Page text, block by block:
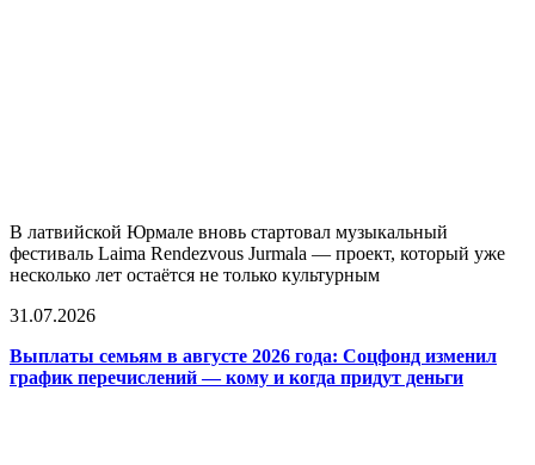
В латвийской Юрмале вновь стартовал музыкальный
фестиваль Laima Rendezvous Jurmala — проект, который уже
несколько лет остаётся не только культурным
31.07.2026
Выплаты семьям в августе 2026 года: Соцфонд изменил
график перечислений — кому и когда придут деньги